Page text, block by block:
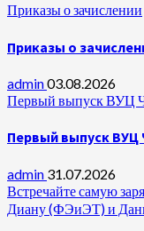
Приказы о зачислении
Приказы о
admin03.08.2026
Первый выпуск ВУЦ
Первый выпуск ВУЦ
admin 31.07.2026
Встречайте самую
Диану (ФЭиЭТ) и